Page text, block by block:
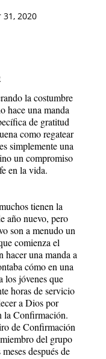
31, 2020
la costumbre
hace una manda
de gratitud
como regatear
simplemente una
un compromiso
en la vida.
tienen la
año nuevo, pero
son a menudo un
comienza el
hacer una manda a
cómo en una
los jóvenes que
horas de servicio
a Dios por
la Confirmación.
de Confirmación
del grupo
después de